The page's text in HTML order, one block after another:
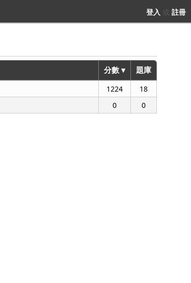
登入 或 註冊
分數 ▾ 題庫
1224
18
0 0